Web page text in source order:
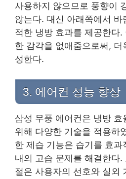
사용하지 않으므로 풍향이
않는다. 대신 아래쪽에서 바
적한 냉방 효과를 제공한다.
한 감각을 없애줌으로써, 더
성한다.
3. 에어컨 성능 향상
삼성 무풍 에어컨은 냉방 효
위해 다양한 기술을 적용하
한 제습 기능은 습기를 효과
내의 고습 문제를 해결한다.
절은 사용자의 선호와 실외